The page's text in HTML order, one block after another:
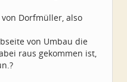
Dorfmüller, also
von Umbau die
raus gekommen ist,